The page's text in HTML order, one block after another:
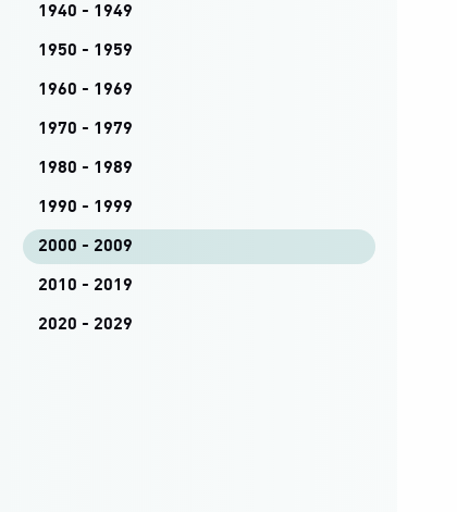
1940 - 1949
1950 - 1959
1960 - 1969
1970 - 1979
1980 - 1989
1990 - 1999
2000 - 2009
2010 - 2019
2020 - 2029